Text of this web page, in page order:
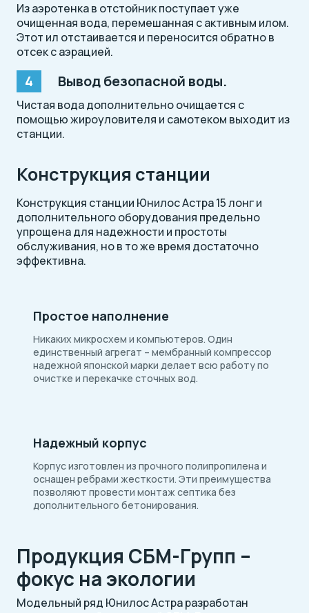
Из аэротенка в отстойник поступает уже
очищенная вода, перемешанная с активным илом.
Этот ил отстаивается и переносится обратно в
отсек с аэрацией.
Вывод безопасной воды.
Чистая вода дополнительно очищается с
помощью жироуловителя и самотеком выходит из
станции.
Конструкция станции
Конструкция станции Юнилос Астра 15 лонг и
дополнительного оборудования предельно
упрощена для надежности и простоты
обслуживания, но в то же время достаточно
эффективна.
Простое наполнение
Никаких микросхем и компьютеров. Один
единственный агрегат – мембранный компрессор
надежной японской марки делает всю работу по
очистке и перекачке сточных вод.
Надежный корпус
Корпус изготовлен из прочного полипропилена и
оснащен ребрами жесткости. Эти преимущества
позволяют провести монтаж септика без
дополнительного бетонирования.
Продукция СБМ-Групп –
фокус на экологии
Модельный ряд Юнилос Астра разработан